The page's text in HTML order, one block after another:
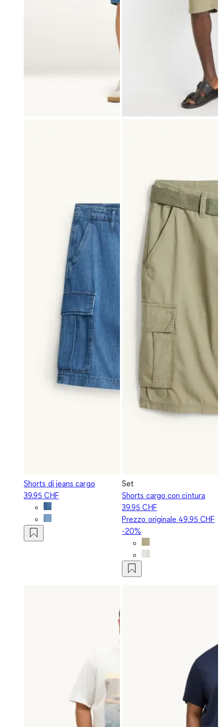
Shorts di jeans cargo
39.95 CHF
Set
Shorts cargo con cintura
39.95 CHF
Prezzo originale 49.95 CHF
-20%